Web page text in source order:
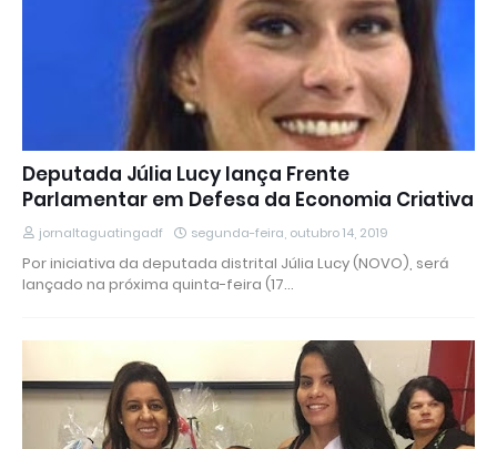
Deputada Júlia Lucy lança Frente
Parlamentar em Defesa da Economia Criativa
jornaltaguatingadf segunda-feira, outubro 14, 2019
Por iniciativa da deputada distrital Júlia Lucy (NOVO), será
lançado na próxima quinta-feira (17…